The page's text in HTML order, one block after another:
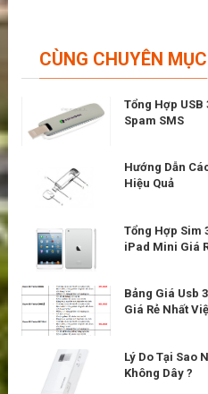
CÙNG CHUYÊN MỤC
Tổng Hợp USB
Spam SMS
Hướng Dẫn
Hiệu Quả
Tổng Hợp Sim
iPad Mini Giá
Bảng Giá Usb
Giá Rẻ Nhất
Lý Do Tại Sao
Không Dây ?